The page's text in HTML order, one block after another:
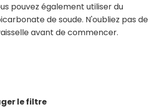
pouvez également utiliser du
de soude. N'oubliez pas de
avant de commencer.
le filtre